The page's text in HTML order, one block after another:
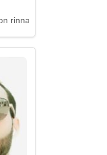
rinnallani